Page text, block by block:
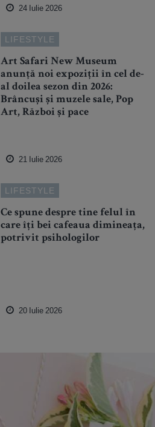
24 Iulie 2026
LIFESTYLE
Art Safari New Museum
anunță noi expoziții în cel de-
al doilea sezon din 2026:
Brâncuși și muzele sale, Pop
Art, Război și pace
21 Iulie 2026
LIFESTYLE
Ce spune despre tine felul în
care îți bei cafeaua dimineața,
potrivit psihologilor
20 Iulie 2026